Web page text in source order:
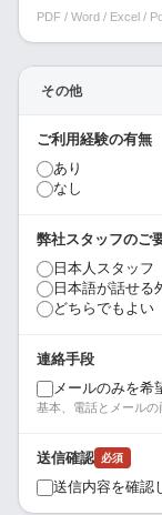
PDF / Word / Excel /
その他
ご利用経験の有無
あり
なし
弊社スタッフのご
日本人スタッフ
日本語が話せる
どちらでもよい
連絡手段
メールのみを希
基本、電話とメールの
送信確認 必須
送信内容を確認